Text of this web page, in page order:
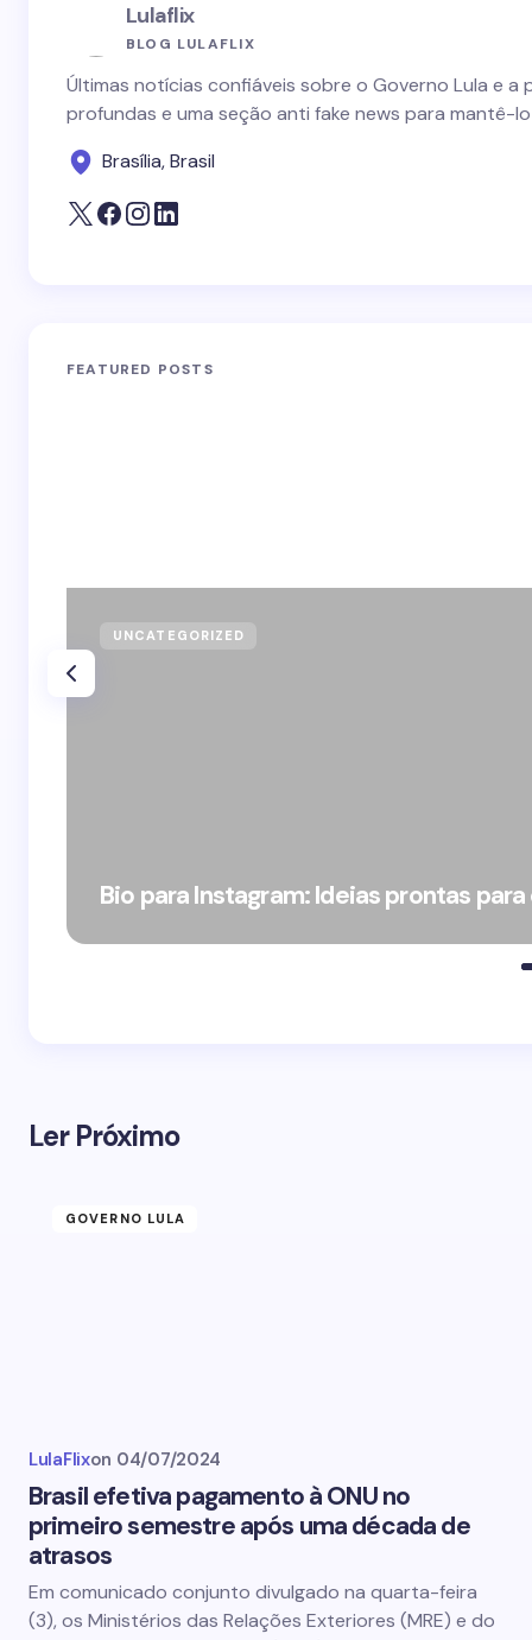
Lulaflix
BLOG LULAFLIX
Últimas notícias confiáveis sobre o Governo Lula e
profundas e uma seção anti fake news para mantê-
Brasília, Brasil
FEATURED POSTS
UNCATEGORIZED
Bio para Instagram: Ideias prontas
Ler Próximo
GOVERNO LULA
LulaFlixon 04/07/2024
Brasil efetiva pagamento à ONU no
primeiro semestre após uma década de
atrasos
Em comunicado conjunto divulgado na quarta-feira
(3), os Ministérios das Relações Exteriores (MRE) e do